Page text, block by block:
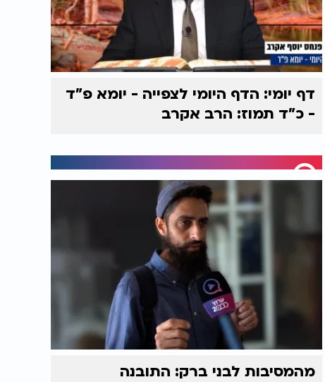
דף יומי: הדף היומי לצפייה - יומא פ"ד
- כ"ד תמוז: הרב אקרב
מהמסיבות לבני ברק: התובנה